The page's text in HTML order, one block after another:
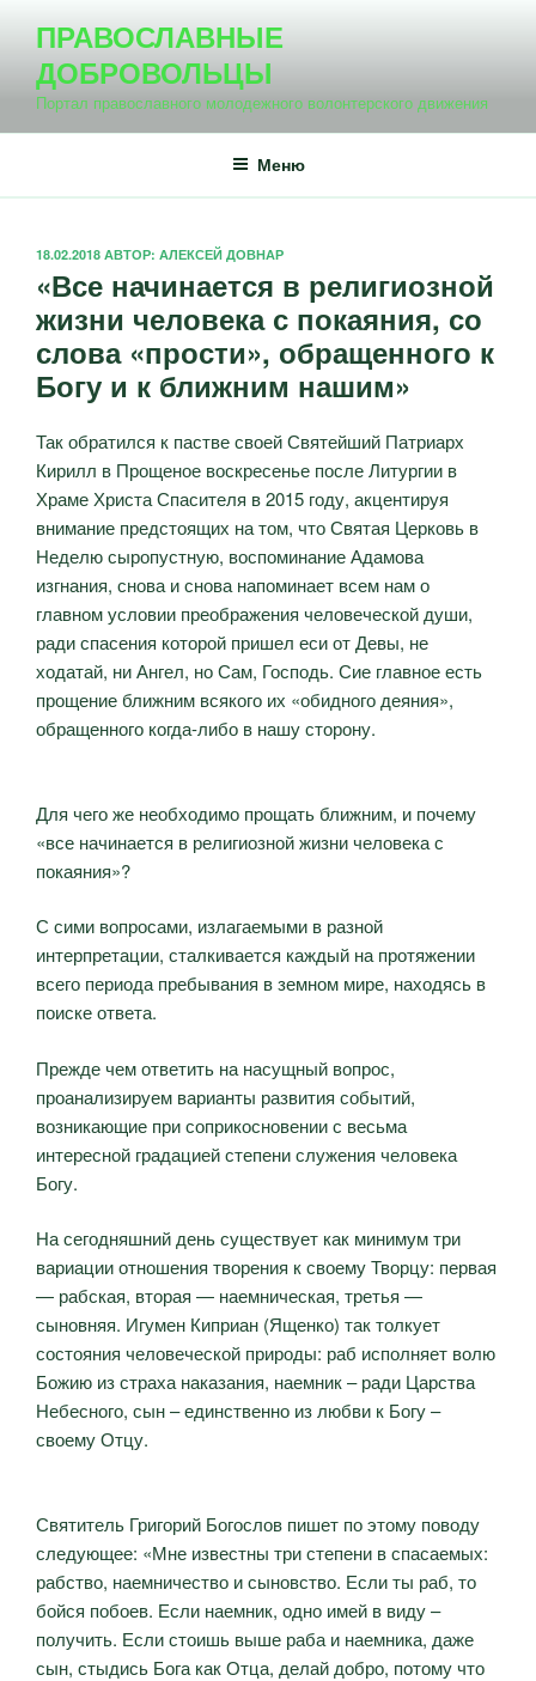
содержимому
ПРАВОСЛАВНЫЕ
ДОБРОВОЛЬЦЫ
Портал православного молодежного волонтерского движения
Меню
ОПУБЛИКОВАНО
18.02.2018 АВТОР: АЛЕКСЕЙ ДОВНАР
«Все начинается в религиозной
жизни человека с покаяния, со
слова «прости», обращенного к
Богу и к ближним нашим»
Так обратился к пастве своей Святейший Патриарх
Кирилл в Прощеное воскресенье после Литургии в
Храме Христа Спасителя в 2015 году, акцентируя
внимание предстоящих на том, что Святая Церковь в
Неделю сыропустную, воспоминание Адамова
изгнания, снова и снова напоминает всем нам о
главном условии преображения человеческой души,
ради спасения которой пришел еси от Девы, не
ходатай, ни Ангел, но Сам, Господь. Сие главное есть
прощение ближним всякого их «обидного деяния»,
обращенного когда-либо в нашу сторону.
Для чего же необходимо прощать ближним, и почему
«все начинается в религиозной жизни человека с
покаяния»?
С сими вопросами, излагаемыми в разной
интерпретации, сталкивается каждый на протяжении
всего периода пребывания в земном мире, находясь в
поиске ответа.
Прежде чем ответить на насущный вопрос,
проанализируем варианты развития событий,
возникающие при соприкосновении с весьма
интересной градацией степени служения человека
Богу.
На сегодняшний день существует как минимум три
вариации отношения творения к своему Творцу: первая
— рабская, вторая — наемническая, третья —
сыновняя. Игумен Киприан (Ященко) так толкует
состояния человеческой природы: раб исполняет волю
Божию из страха наказания, наемник – ради Царства
Небесного, сын – единственно из любви к Богу –
своему Отцу.
Святитель Григорий Богослов пишет по этому поводу
следующее: «Мне известны три степени в спасаемых:
рабство, наемничество и сыновство. Если ты раб, то
бойся побоев. Если наемник, одно имей в виду –
получить. Если стоишь выше раба и наемника, даже
сын, стыдись Бога как Отца, делай добро, потому что